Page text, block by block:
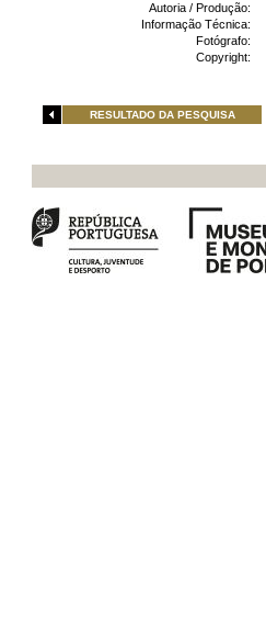
Autoria / Produção:
Informação Técnica:
Fotógrafo:
Copyright:
RESULTADO DA PESQUISA